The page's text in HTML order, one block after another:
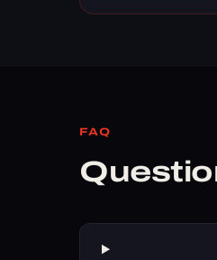
FAQ